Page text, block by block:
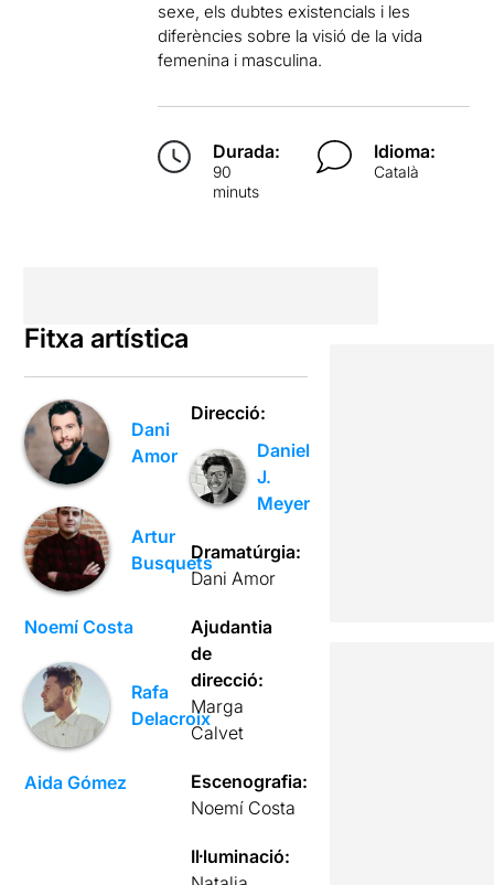
sexe, els dubtes existencials i les
diferències sobre la visió de la vida
femenina i masculina.
Durada:
90
minuts
Idioma:
Català
Fitxa artística
Dani
Amor
Artur
Busquets
Noemí Costa
Rafa
Delacroix
Aida Gómez
Direcció:
Daniel
J.
Meyer
Dramatúrgia:
Dani Amor
Ajudantia
de
direcció:
Marga
Calvet
Escenografia:
Noemí Costa
Il·luminació: